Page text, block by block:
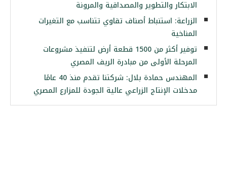
الابتكار والتطوير والمصداقية والمرونة
الزراعة: استنباط أصناف تقاوي تتناسب مع التغيرات
المناخية
توفير أكثر من 1500 قطعة أرض لتنفيذ مشروعات
المرحلة الأولى من مبادرة الريف المصري
المهندس حمادة بلال: شركتنا تقدم منذ 40 عامًا
مدخلات الإنتاج الزراعي عالية الجودة للمزارع المصري